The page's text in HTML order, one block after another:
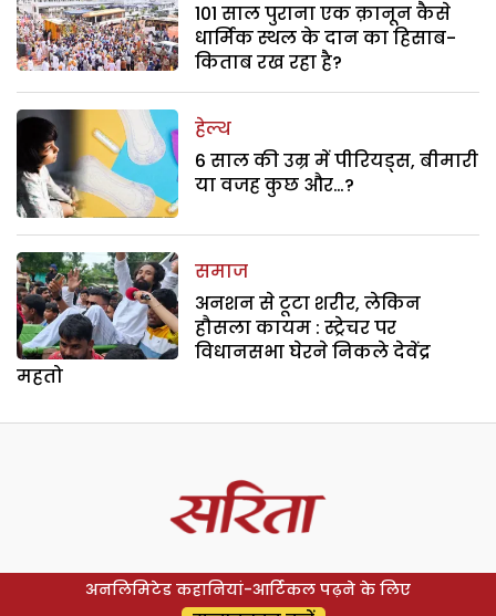
101 साल पुराना एक क़ानून कैसे
धार्मिक स्थल के दान का हिसाब-
किताब रख रहा है?
हेल्थ
6 साल की उम्र में पीरियड्स, बीमारी
या वजह कुछ और…?
समाज
अनशन से टूटा शरीर, लेकिन
हौसला कायम : स्ट्रेचर पर
विधानसभा घेरने निकले देवेंद्र
महतो
अनलिमिटेड कहानियां-आर्टिकल पढ़ने के लिए